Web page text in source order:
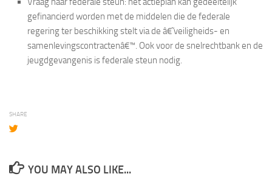
gefinancierd worden met de middelen die de federale
regering ter beschikking stelt via de â€˜veiligheids- en
samenlevingscontractenâ€™. Ook voor de snelrechtbank en de
jeugdgevangenis is federale steun nodig.
SHARE
YOU MAY ALSO LIKE...